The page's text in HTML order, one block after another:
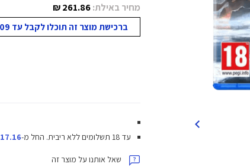
מחיר באילת:261.86 ₪
ברכישת מוצר זה תוכלו לקבל עד 309 נקודות מועדון!
עד 18 תשלומים ללא ריבית. החל מ-17.16 ₪
שאל אותנו על מוצר זה